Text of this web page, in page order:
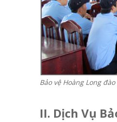
Bảo vệ Hoàng Long
II. Dịch Vụ